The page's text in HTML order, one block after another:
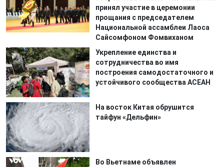
принял участие в церемонии
прощания с председателем
Национальной ассамблеи Лаоса
Сайсомфоном Фомвиханом
Укрепление единства и
сотрудничества во имя
построения самодостаточного и
устойчивого сообщества АСЕАН
На восток Китая обрушится
тайфун «Дельфин»
Во Вьетнаме объявлен